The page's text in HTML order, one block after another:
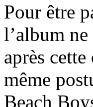
Pour être
l’album
après
même
Beach